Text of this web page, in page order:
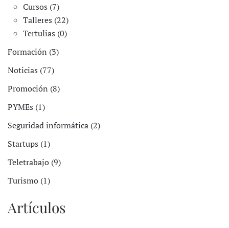
Cursos (7)
Talleres (22)
Tertulias (0)
Formación (3)
Noticias (77)
Promoción (8)
PYMEs (1)
Seguridad informática (2)
Startups (1)
Teletrabajo (9)
Turismo (1)
Artículos